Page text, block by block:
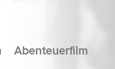
Abenteuerfilm